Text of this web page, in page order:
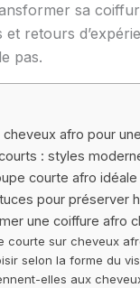
sa
retours
pas.
afro pour
: styles
courte afro idéale
pour préserver
une coiffure afro
courte sur cheveux
selon la forme du
elles aux